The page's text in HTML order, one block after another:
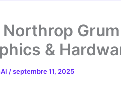
Northrop
&
/septembre 11, 2025